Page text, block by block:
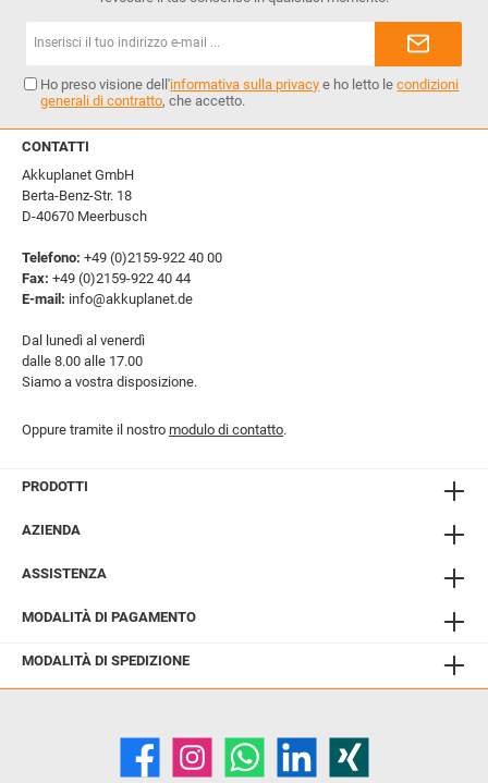
Ho preso visione dell'informativa sulla privacy e ho letto lecondizioni
generali di contratto, che accetto.
CONTATTI
Akkuplanet GmbH
Berta-Benz-Str. 18
D-40670 Meerbusch
Telefono: +49 (0)2159-922 40 00
Fax: +49 (0)2159-922 40 44
E-mail: info@akkuplanet.de
Dal lunedì al venerdì
dalle 8.00 alle 17.00
Siamo a vostra disposizione.
Oppure tramite il nostro modulo di contatto.
PRODOTTI
AZIENDA
ASSISTENZA
MODALITÀ DI PAGAMENTO
MODALITÀ DI SPEDIZIONE